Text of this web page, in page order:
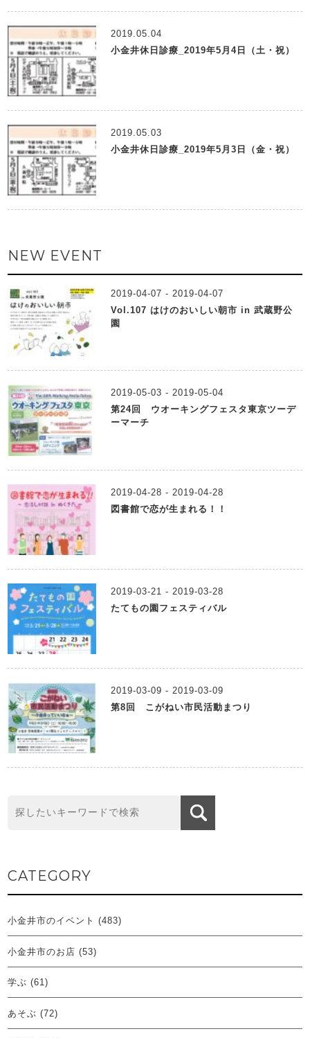
2019.05.04
小金井休日診療_2019年5月4日（土・祝）
2019.05.03
小金井休日診療_2019年5月3日（金・祝）
NEW EVENT
2019-04-07 - 2019-04-07
Vol.107 はけのおいしい朝市 in 武蔵野公
園
2019-05-03 - 2019-05-04
第24回 ウオーキングフェスタ東京ツーデ
ーマーチ
2019-04-28 - 2019-04-28
図書館で恋が生まれる！！
2019-03-21 - 2019-03-28
たてもの園フェスティバル
2019-03-09 - 2019-03-09
第8回 こがねい市民活動まつり
CATEGORY
小金井市のイベント (483)
小金井市のお店 (53)
学ぶ (61)
あそぶ (72)